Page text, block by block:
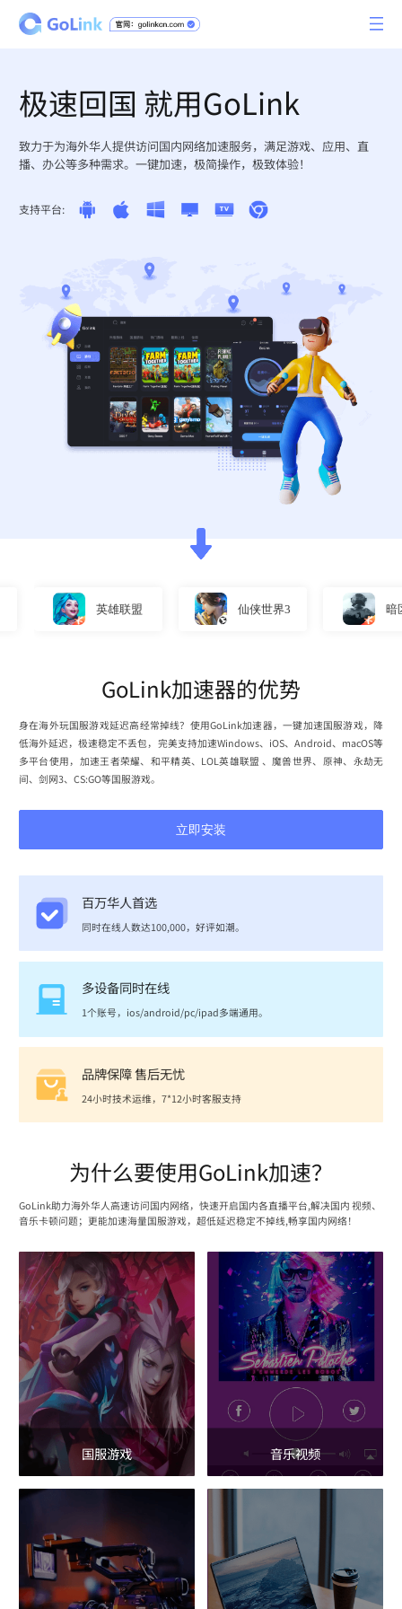
极速回国 就用GoLink
致力于为海外华人提供访问国内网络加速服务，满足游戏、应用、直
播、办公等多种需求。一键加速，极简操作，极致体验！
支持平台:
英雄联盟 仙侠世界3 暗区突
GoLink加速器的优势
身在海外玩国服游戏延迟高经常掉线？使用GoLink加速器，一键加速国服游戏，降
低海外延迟，极速稳定不丢包，完美支持加速Windows、iOS、Android、macOS等
多平台使用，加速王者荣耀、和平精英、LOL英雄联盟 、魔兽世界、原神、永劫无
间、剑网3、CS:GO等国服游戏。
立即安装
百万华人首选
同时在线人数达100,000，好评如潮。
多设备同时在线
1个账号，ios/android/pc/ipad多端通用。
品牌保障 售后无忧
24小时技术运维，7*12小时客服支持
为什么要使用GoLink加速？
GoLink助力海外华人高速访问国内网络，快速开启国内各直播平台,解决国内 视频、
音乐卡顿问题；更能加速海量国服游戏，超低延迟稳定不掉线,畅享国内网络！
国服游戏 音乐视频